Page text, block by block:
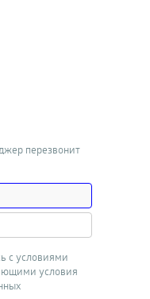
перезвонит
с условиями
условия